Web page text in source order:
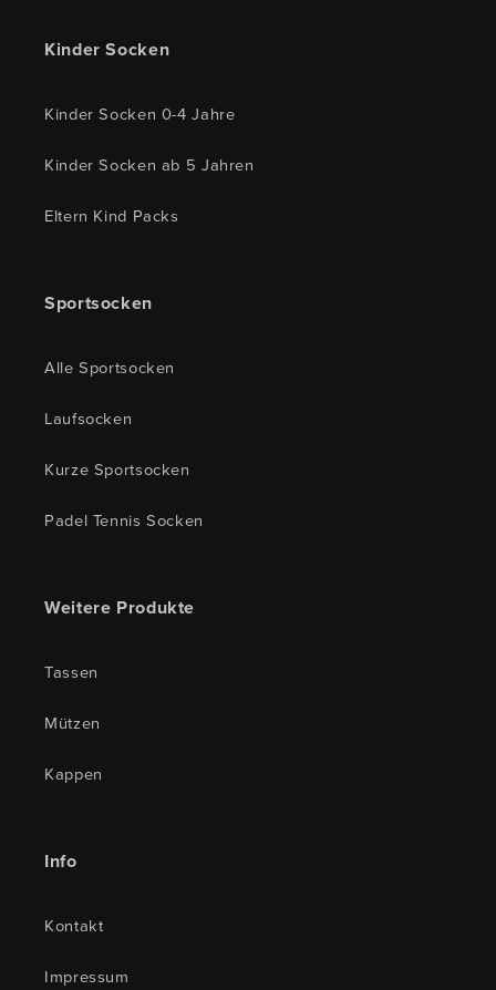
Kinder Socken
Kinder Socken 0-4 Jahre
Kinder Socken ab 5 Jahren
Eltern Kind Packs
Sportsocken
Alle Sportsocken
Laufsocken
Kurze Sportsocken
Padel Tennis Socken
Weitere Produkte
Tassen
Mützen
Kappen
Info
Kontakt
Impressum